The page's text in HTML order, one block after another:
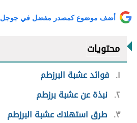
أضف موضوع كمصدر مفضل في جوجل
محتويات
١ فوائد عشبة البرزطم
٢ نبذة عن عشبة برزطم
٣ طرق استهلاك عشبة البرزطم